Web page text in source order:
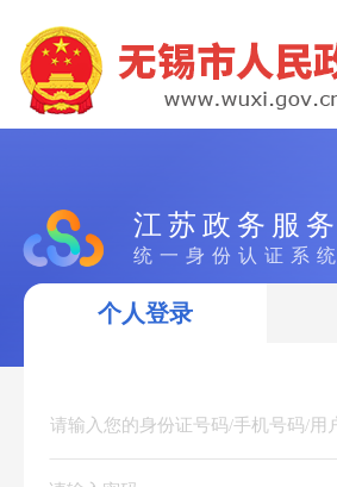
江苏政务服务
统一身份认证系统
个人登录